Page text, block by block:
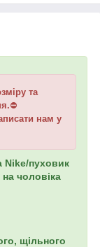
та
⛔
нам у
Nike/пуховик
чоловіка
щільного